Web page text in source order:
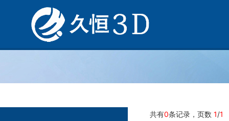
共有0条记录，页数 1/1